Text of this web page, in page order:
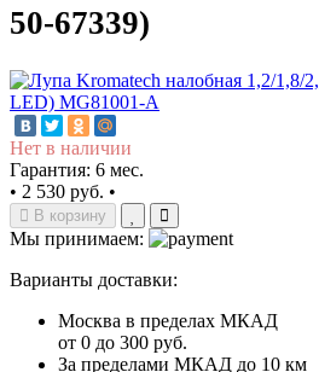
50-67339)
Нет в наличии
Гарантия: 6 мес.
• 2 530 руб. •
В корзину
Мы принимаем:
Варианты доставки:
Москва в пределах МКАД
от 0 до 300 руб.
За пределами МКАД до 10 км